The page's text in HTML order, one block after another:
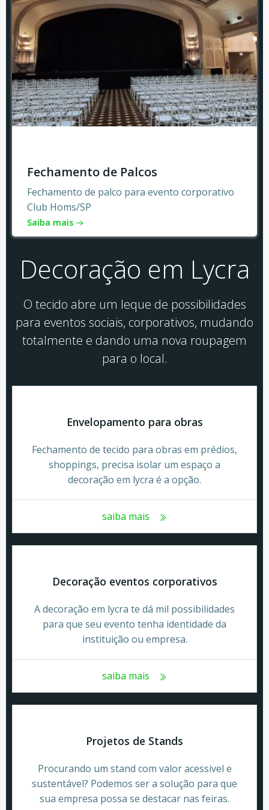
Fechamento de Palcos
Fechamento de palco para evento corporativo
Club Homs/SP
Saiba mais
Decoração em Lycra
O tecido abre um leque de possibilidades
para eventos sociais, corporativos, mudando
totalmente e dando uma nova roupagem
para o local.
Envelopamento para obras
Fechamento de tecido para obras em prédios,
shoppings, precisa isolar um espaço a
decoração em lycra é a opção.
saiba mais
Decoração eventos corporativos
A decoração em lycra te dá mil possibilidades
para que seu evento tenha identidade da
instituição ou empresa.
saiba mais
Projetos de Stands
Procurando um stand com valor acessivel e
sustentável? Podemos ser a solução para que
sua empresa possa se destacar nas feiras.